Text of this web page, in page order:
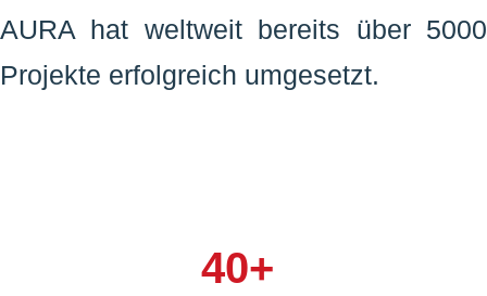
AURA hat weltweit bereits über 5000
Projekte erfolgreich umgesetzt.
40+